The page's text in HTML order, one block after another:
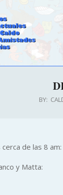
BY:
de las 8 am:
y Matta: